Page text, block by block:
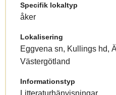
Specifik lokaltyp
åker
Lokalisering
Eggvena sn, Kullings hd,
Västergötland
Informationstyp
Litteraturhänvisningar